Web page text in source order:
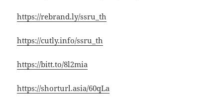
https://rebrand.ly/ssru_th
https://cutly.info/ssru_th
https://bitt.to/8l2mia
https://shorturl.asia/60qLa